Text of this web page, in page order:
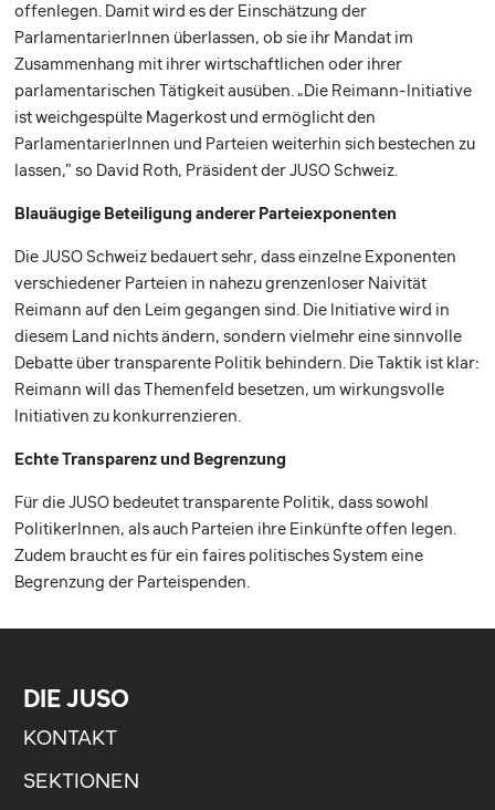
offenlegen. Damit wird es der Einschätzung der
ParlamentarierInnen überlassen, ob sie ihr Mandat im
Zusammenhang mit ihrer wirtschaftlichen oder ihrer
parlamentarischen Tätigkeit ausüben. „Die Reimann-Initiative
ist weichgespülte Magerkost und ermöglicht den
ParlamentarierInnen und Parteien weiterhin sich bestechen zu
lassen," so David Roth, Präsident der JUSO Schweiz.
Blauäugige Beteiligung anderer Parteiexponenten
Die JUSO Schweiz bedauert sehr, dass einzelne Exponenten
verschiedener Parteien in nahezu grenzenloser Naivität
Reimann auf den Leim gegangen sind. Die Initiative wird in
diesem Land nichts ändern, sondern vielmehr eine sinnvolle
Debatte über transparente Politik behindern. Die Taktik ist klar:
Reimann will das Themenfeld besetzen, um wirkungsvolle
Initiativen zu konkurrenzieren.
Echte Transparenz und Begrenzung
Für die JUSO bedeutet transparente Politik, dass sowohl
PolitikerInnen, als auch Parteien ihre Einkünfte offen legen.
Zudem braucht es für ein faires politisches System eine
Begrenzung der Parteispenden.
DIE JUSO
KONTAKT
SEKTIONEN